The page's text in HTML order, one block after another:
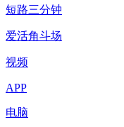
短路三分钟
爱活角斗场
视频
APP
电脑